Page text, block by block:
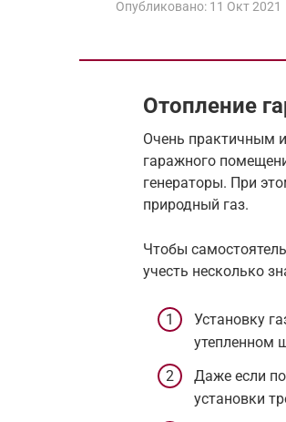
Опубликовано: 11 Окт 2021
Отопление
Очень практичным
гаражного
генераторы. При
природный газ.
Чтобы
учесть несколько
Установку
утепленном
Даже если
установки